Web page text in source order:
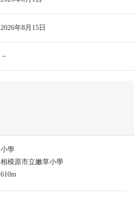
2026年8月15日
－
小學
相模原市立嫩草小學
610m